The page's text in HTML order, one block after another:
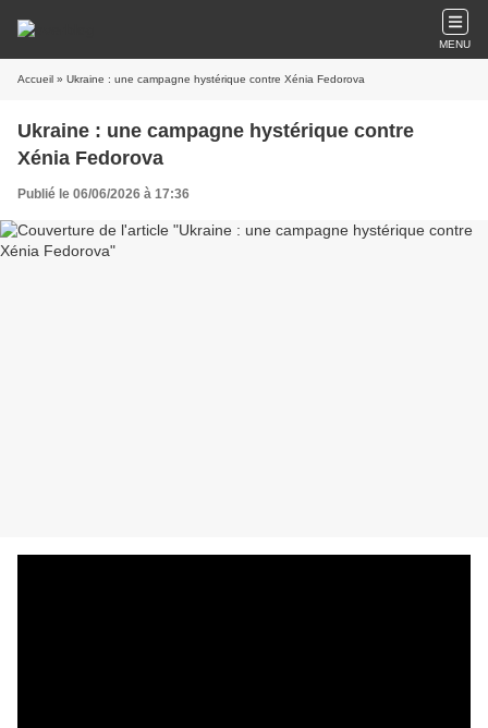
MENU
Accueil » Ukraine : une campagne hystérique contre Xénia Fedorova
Ukraine : une campagne hystérique contre
Xénia Fedorova
Publié le 06/06/2026 à 17:36